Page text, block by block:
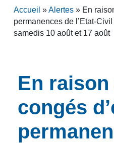
et d’animations
– Jumelage
Accueil »Alertes » En
permanences de l’Etat-
samedis 10 août et 17 août
En raison
congés